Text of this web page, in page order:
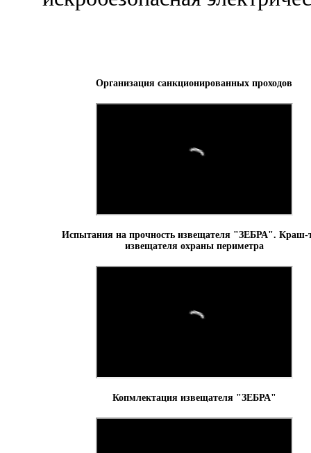
Организация санкционированных проходов
Испытания на прочность извещателя "ЗЕБРА". Краш-
извещателя охраны периметра
Копмлектация извещателя "ЗЕБРА"